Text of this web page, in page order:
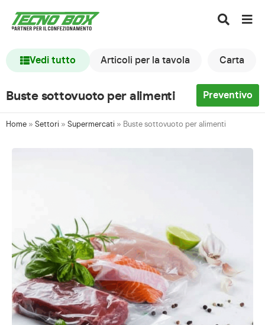
Vedi tutto Articoli per la tavola Carta
Buste sottovuoto per alimenti Preventivo
Home » Settori » Supermercati » Buste sottovuoto per alimenti